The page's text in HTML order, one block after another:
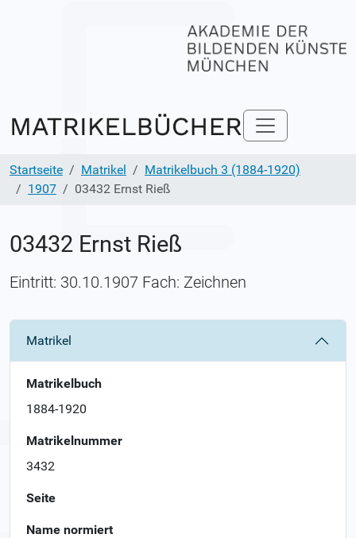
Startseite Matrikel
Matrikelbuch 3 (1884-1920)
1907
03432 Ernst Rieß
03432 Ernst Rieß
Eintritt: 30.10.1907 Fach: Zeichnen
Matrikel
Matrikelbuch
1884-1920
Matrikelnummer
3432
Seite
Name normiert